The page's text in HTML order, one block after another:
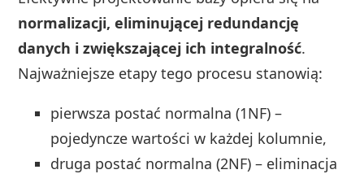
normalizacji, eliminującej redundancję
danych i zwiększającej ich integralność.
Najważniejsze etapy tego procesu stanowią:
pierwsza postać normalna (1NF) –
pojedyncze wartości w każdej kolumnie,
druga postać normalna (2NF) – eliminacja